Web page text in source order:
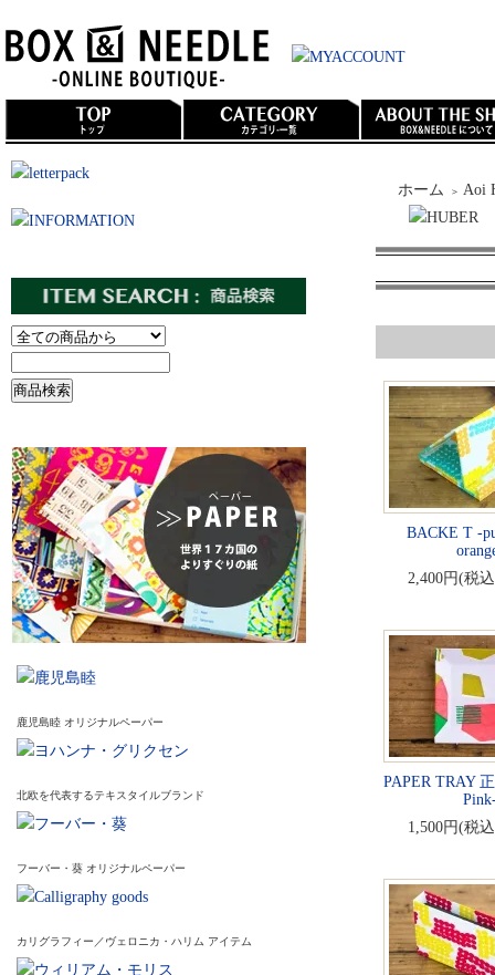
鹿児島睦 オリジナルペーパー
北欧を代表するテキスタイルブランド
フーバー・葵 オリジナルペーパー
カリグラフィー／ヴェロニカ・ハリム アイテム
ホーム ＞ Aoi
BACKE T -
2,400円(税
PAPER TRAY
1,500円(税